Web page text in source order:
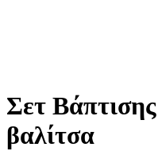
Σετ
βαλίτσα